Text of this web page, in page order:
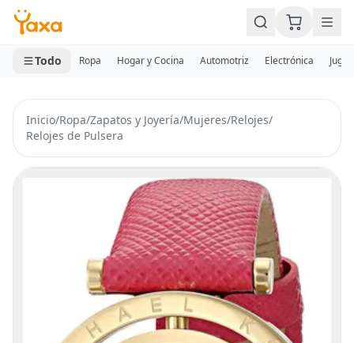
MINI CARRITO
0 productos
Todo Ropa Hogar y Cocina Automotriz Electrónica
Inicio/Ropa/Zapatos y Joyería/Mujeres/Relojes/
Relojes de Pulsera